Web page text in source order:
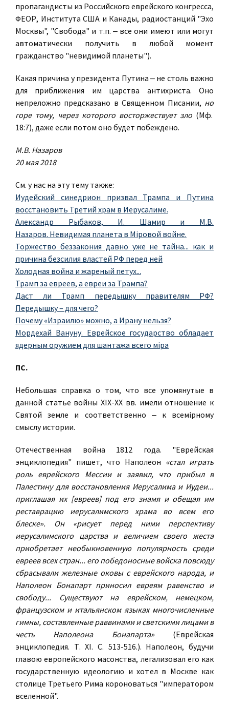
пропагандисты из Российского еврейского конгресса,
ФЕОР, Института США и Канады, радиостанций "Эхо
Москвы", "Свобода" и т.п. ‒ все они имеют или могут
автоматически получить в любой момент
гражданство "невидимой планеты").
Какая причина у президента Путина ‒ не столь важно
для приближения им царства антихриста. Оно
непреложно предсказано в Священном Писании, но
горе тому, через которого восторжествует зло (Мф.
18:7), даже если потом оно будет побеждено.
М.В. Назаров
20 мая 2018
См. у нас на эту тему также:
Иудейский синедрион призвал Трампа и Путина
восстановить Третий храм в Иерусалиме.
Александр Рыбаков, И. Шамир и М.В.
Назаров. Невидимая планета в Мiровой войне.
Торжество беззакония давно уже не тайна... как и
причина безсилия властей РФ перед ней
Холодная война и жареный петух...
Трамп за евреев, а евреи за Трампа?
Даст ли Трамп передышку правителям РФ?
Передышку – для чего?
Почему «Израилю» можно, а Ирану нельзя?
Мордехай Вануну. Еврейское государство обладает
ядерным оружием для шантажа всего мiра
ПС.
Небольшая справка о том, что все упомянутые в
данной статье войны XIX-XX вв. имели отношение к
Святой земле и соответственно ‒ к всемiрному
смыслу истории.
Отечественная война 1812 года. "Еврейская
энциклопедия" пишет, что Наполеон «стал играть
роль еврейского Мессии и заявил, что прибыл в
Палестину для восстановления Иерусалима и Иудеи...
приглашая их [евреев] под его знамя и обещая им
реставрацию иерусалимского храма во всем его
блеске». Он «рисует перед ними перспективу
иерусалимского царства и величием своего жеста
приобретает необыкновенную популярность среди
евреев всех стран... его победоносные войска повсюду
сбрасывали железные оковы с еврейского народа, и
Наполеон Бонапарт приносил евреям равенство и
свободу... Существуют на еврейском, немецком,
французском и итальянском языках многочисленные
гимны, составленные раввинами и светскими лицами в
честь Наполеона Бонапарта»(Еврейская
энциклопедия. Т. XI. С. 513-516.). Наполеон, будучи
главою европейского масонства, легализовал его как
государственную идеологию и хотел в Москве как
столице Третьего Рима короноваться "императором
вселенной".